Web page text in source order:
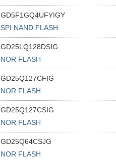
GD5F1GQ4UFYIGY
SPI NAND FLASH
GD25LQ128DSIG
NOR FLASH
GD25Q127CFIG
NOR FLASH
GD25Q127CSIG
NOR FLASH
GD25Q64CSJG
NOR FLASH